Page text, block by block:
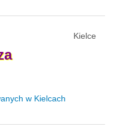
Kielce
w Kielcach